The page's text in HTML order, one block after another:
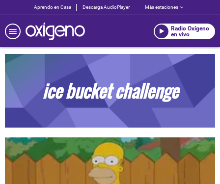
Aprendo en Casa Descarga AudioPlayer Más estaciones
Radio Oxígeno
en vivo
ice bucket challenge